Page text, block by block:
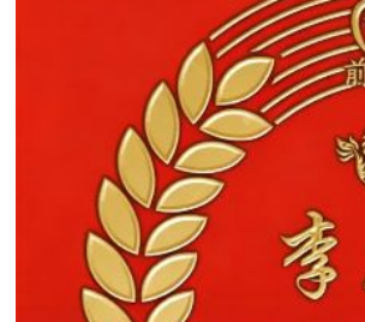
家族头像
生肖头像
好运头像
招财头像